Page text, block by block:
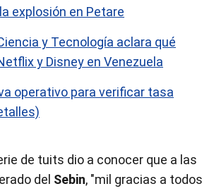
explosión en Petare
y Tecnología aclara qué
y Disney en Venezuela
operativo para verificar tasa
de tuits dio a conocer que a las
del Sebin, "mil gracias a todos